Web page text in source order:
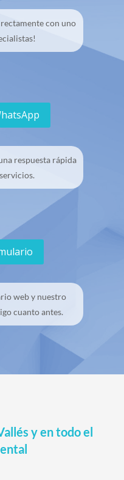
con uno
respuesta rápida
web y nuestro
cuanto antes.
yen todo el